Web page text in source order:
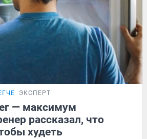
ЭКСПЕРТ
— максимум
рассказал, что
худеть